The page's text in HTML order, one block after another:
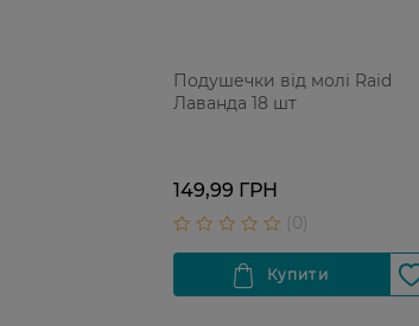
Подушечки від молі Raid
Лаванда 18 шт
149,99 ГРН